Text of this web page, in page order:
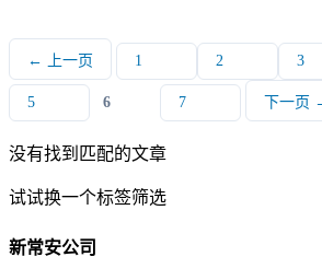
← 上一页 1 2 3
5 6 7 下一页
没有找到匹配的文章
试试换一个标签筛选
新常安公司